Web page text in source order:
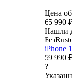
Цена
65 990 ₽
Нашли
iPhone
59 990 ₽
?